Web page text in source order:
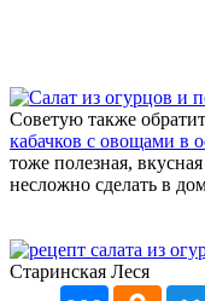
Советую также
кабачков с овощами в
тоже полезная,
несложно сделать в
Старинская Леся